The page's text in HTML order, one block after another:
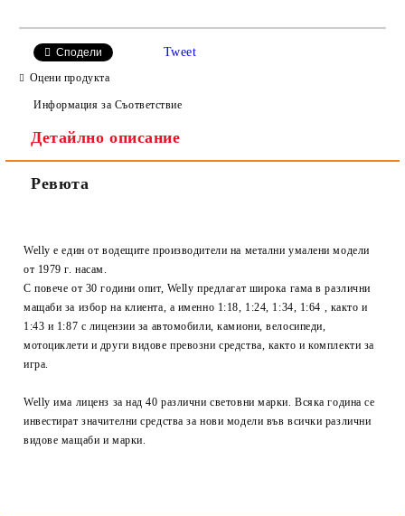
Ние ще се свържем с вас в рамките на работния ден.
Сподели Tweet
Оцени продукта
Информация за Съответствие
Детайлно описание
Ревюта
Welly е един от водещите производители на метални умалени модели
от 1979 г. насам.
С повече от 30 години опит, Welly предлагат широка гама в различни
мащаби за избор на клиента, а именно 1:18, 1:24, 1:34, 1:64 , както и
1:43 и 1:87 с лицензии за автомобили, камиони, велосипеди,
мотоциклети и други видове превозни средства, както и комплекти за
игра.
Welly има лиценз за над 40 различни световни марки. Всяка година се
инвестират значителни средства за нови модели във всички различни
видове мащаби и марки.